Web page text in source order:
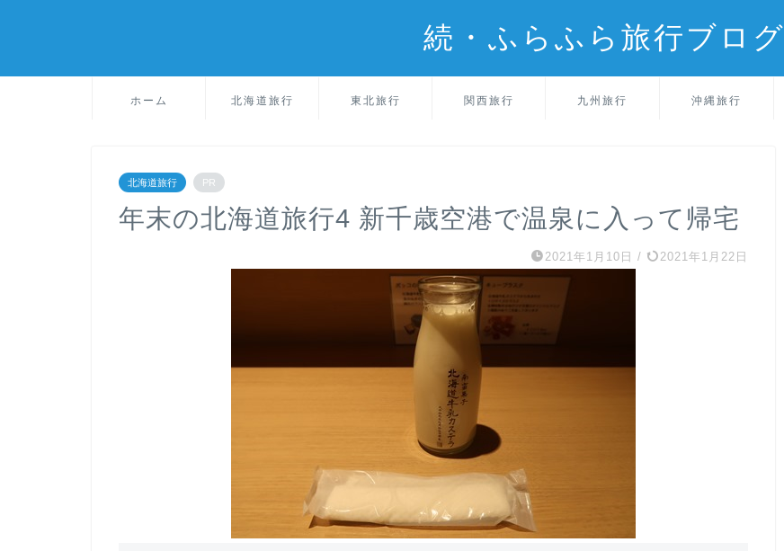
続・ふらふら旅行ブログ
ホーム 北海道旅行 東北旅行 関西旅行 九州旅行 沖縄旅行
北海道旅行 PR
年末の北海道旅行4 新千歳空港で温泉に入って帰宅
2021年1月10日 / 2021年1月22日